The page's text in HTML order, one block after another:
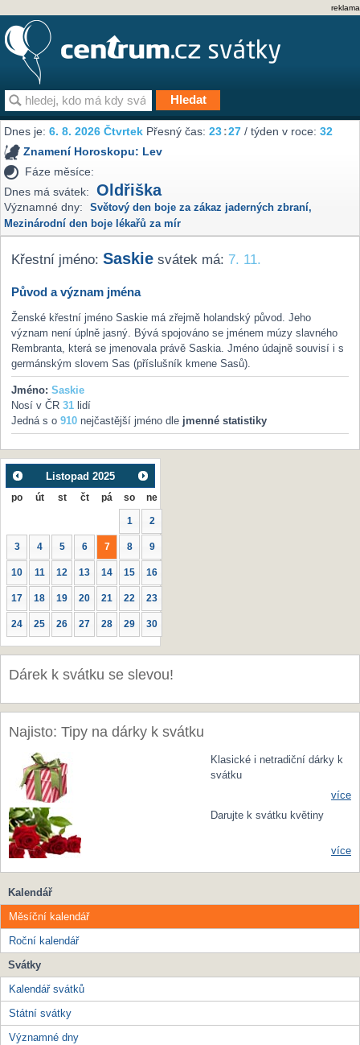
reklama
Dnes je:6. 8. 2026 Čtvrtek Přesný čas:23 27 / týden v roce:32
Znamení Horoskopu: Lev
Fáze měsíce:
Dnes má svátek:
Oldřiška
Významné dny: Světový den boje za zákaz jaderných zbraní,
Mezinárodní den boje lékařů za mír
Křestní jméno: Saskiesvátek má: 7. 11.
Původ a význam jména
Ženské křestní jméno Saskie má zřejmě holandský původ. Jeho
význam není úplně jasný. Bývá spojováno se jménem múzy slavného
Rembranta, která se jmenovala právě Saskia. Jméno údajně souvisí i s
germánským slovem Sas (příslušník kmene Sasů).
Jméno: Saskie
Nosí v ČR 31lidí
Jedná s o 910nejčastější jméno dle jmenné statistiky
Listopad 2025
po út st čt pá so ne
1 2
3 4 5 6 7 8 9
10 11 12 13 14 15 16
17 18 19 20 21 22 23
24 25 26 27 28 29 30
Dárek k svátku se slevou!
Najisto: Tipy na dárky k svátku
Klasické i netradiční dárky k
svátku
více
Darujte k svátku květiny
více
Kalendář
Měsíční kalendář
Roční kalendář
Svátky
Kalendář svátků
Státní svátky
Významné dny